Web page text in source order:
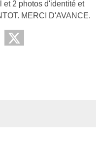
et 2 photos d'identité et
MERCI D'AVANCE.